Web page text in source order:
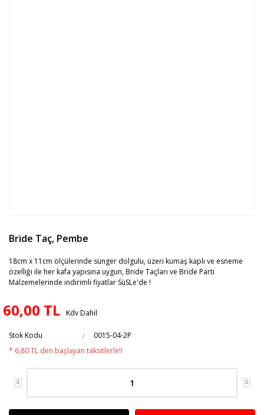
Bride Taç, Pembe
18cm x 11cm ölçülerinde sünger dolgulu, üzeri kumaş kaplı ve esneme
özelliği ile her kafa yapısına uygun, Bride Taçları ve Bride Parti
Malzemelerinde indirimli fiyatlar SüSLe'de !
60,00 TL Kdv Dahil
Stok Kodu
0015-04-2P
* 6,80 TL den başlayan taksitlerle!!